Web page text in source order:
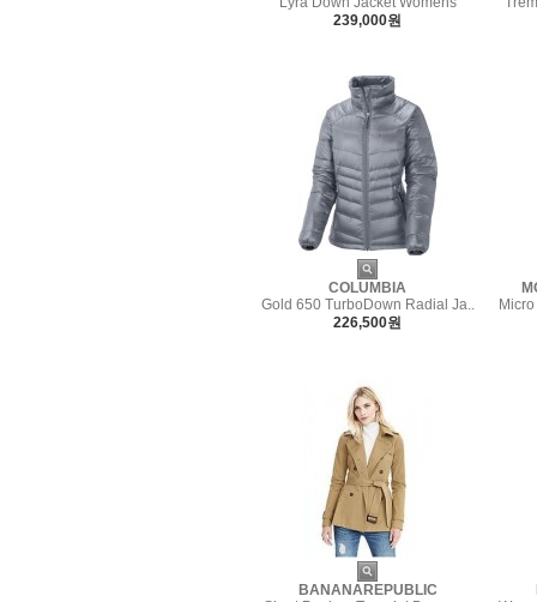
239,000원
COLUMBIA
Gold 650 TurboDown Radial Ja..
226,500원
BANANAREPUBLIC